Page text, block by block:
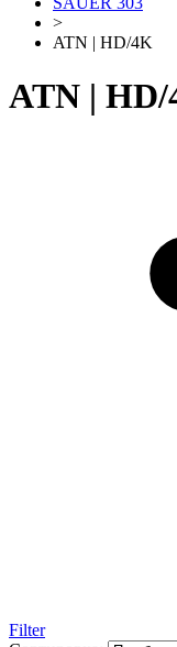
>
ATN | HD/4K
ATN |
Filter